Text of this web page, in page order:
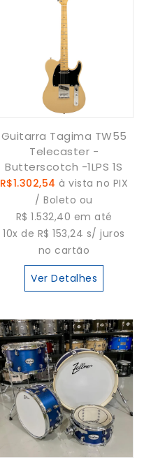
Guitarra Tagima TW55
Telecaster -
Butterscotch -1LPS 1S
R$1.302,54 à vista no PIX
/ Boleto ou
R$ 1.532,40 em até
10x de R$ 153,24 s/ juros
no cartão
Ver Detalhes